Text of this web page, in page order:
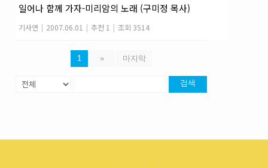
일어나 함께 가자-미리암의 노래 (구미정 목사)
기사연 | 2007.06.01 | 추천 1 | 조회 3514
1 » 마지막
검색